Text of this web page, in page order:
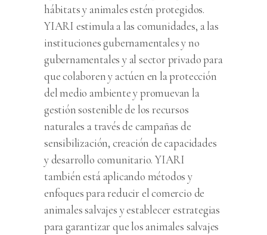
hábitats y animales estén protegidos.
YIARI estimula a las comunidades, a las
instituciones gubernamentales y no
gubernamentales y al sector privado para
que colaboren y actúen en la protección
del medio ambiente y promuevan la
gestión sostenible de los recursos
naturales a través de campañas de
sensibilización, creación de capacidades
y desarrollo comunitario. YIARI
también está aplicando métodos y
enfoques para reducir el comercio de
animales salvajes y establecer estrategias
para garantizar que los animales salvajes